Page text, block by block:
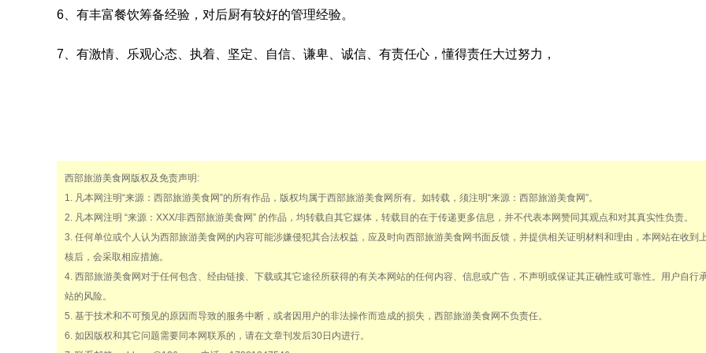
6、有丰富餐饮筹备经验，对后厨有较好的管理经验。
7、有激情、乐观心态、执着、坚定、自信、谦卑、诚信、有责任心，懂得责任大过努力，
西部旅游美食网版权及免责声明:
1. 凡本网注明“来源：西部旅游美食网”的所有作品，版权均属于西部旅游美食网所有。如转载，须注明“来源：西部旅游美食网”。
2. 凡本网注明 “来源：XXX/非西部旅游美食网” 的作品，均转载自其它媒体，转载目的在于传递更多信息，并不代表本网赞同其观点和对其真实性负责。
3. 任何单位或个人认为西部旅游美食网的内容可能涉嫌侵犯其合法权益，应及时向西部旅游美食网书面反馈，并提供相关证明材料和理由，本网站在收到
核后，会采取相应措施。
4. 西部旅游美食网对于任何包含、经由链接、下载或其它途径所获得的有关本网站的任何内容、信息或广告，不声明或保证其正确性或可靠性。用户自行
站的风险。
5. 基于技术和不可预见的原因而导致的服务中断，或者因用户的非法操作而造成的损失，西部旅游美食网不负责任。
6. 如因版权和其它问题需要同本网联系的，请在文章刊发后30日内进行。